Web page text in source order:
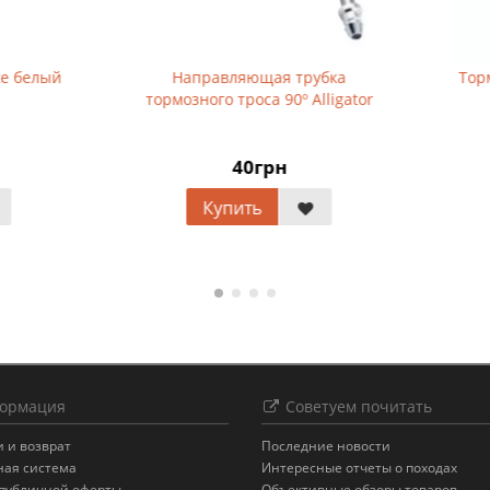
трубка
троса 90º Alligator
Тормозные колодки Tektro
836.12 63 мм
и возврат
система
Советуем почитать
Последние новости
Интересные отчеты о походах